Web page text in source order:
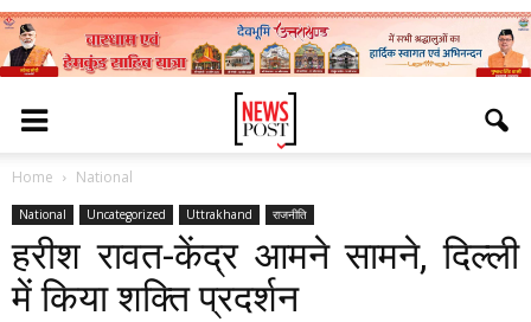
Home National
National Uncategorized Uttrakhand राजनीति
हरीश रावत-केंद्र आमने सामने, दिल्ली
में किया शक्ति प्रदर्शन